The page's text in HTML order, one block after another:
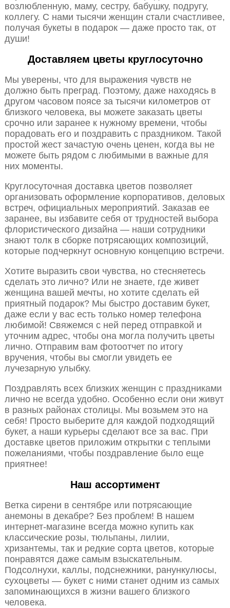
возлюбленную, маму, сестру, бабушку, подругу,
коллегу. С нами тысячи женщин стали счастливее,
получая букеты в подарок — даже просто так, от
души!
Доставляем цветы круглосуточно
Мы уверены, что для выражения чувств не
должно быть преград. Поэтому, даже находясь в
другом часовом поясе за тысячи километров от
близкого человека, вы можете заказать цветы
срочно или заранее к нужному времени, чтобы
порадовать его и поздравить с праздником. Такой
простой жест зачастую очень ценен, когда вы не
можете быть рядом с любимыми в важные для
них моменты.
Круглосуточная доставка цветов позволяет
организовать оформление корпоративов, деловых
встреч, официальных мероприятий. Заказав ее
заранее, вы избавите себя от трудностей выбора
флористического дизайна — наши сотрудники
знают толк в сборке потрясающих композиций,
которые подчеркнут основную концепцию встречи.
Хотите выразить свои чувства, но стесняетесь
сделать это лично? Или не знаете, где живет
женщина вашей мечты, но хотите сделать ей
приятный подарок? Мы быстро доставим букет,
даже если у вас есть только номер телефона
любимой! Свяжемся с ней перед отправкой и
уточним адрес, чтобы она могла получить цветы
лично. Отправим вам фотоотчет по итогу
вручения, чтобы вы смогли увидеть ее
лучезарную улыбку.
Поздравлять всех близких женщин с праздниками
лично не всегда удобно. Особенно если они живут
в разных районах столицы. Мы возьмем это на
себя! Просто выберите для каждой подходящий
букет, а наши курьеры сделают все за вас. При
доставке цветов приложим открытки с теплыми
пожеланиями, чтобы поздравление было еще
приятнее!
Наш ассортимент
Ветка сирени в сентябре или потрясающие
анемоны в декабре? Без проблем! В нашем
интернет-магазине всегда можно купить как
классические розы, тюльпаны, лилии,
хризантемы, так и редкие сорта цветов, которые
понравятся даже самым взыскательным.
Подсолнухи, каллы, подснежники, ранункулюсы,
сухоцветы — букет с ними станет одним из самых
запоминающихся в жизни вашего близкого
человека.